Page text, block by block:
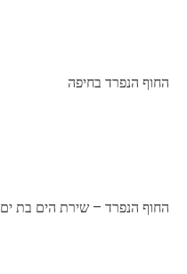
החוף הנפרד בחיפה
החוף הנפרד – שירת הים בת ים